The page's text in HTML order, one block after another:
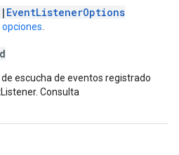
EventListenerOptions
opciones
escucha de eventos registrado
Consulta